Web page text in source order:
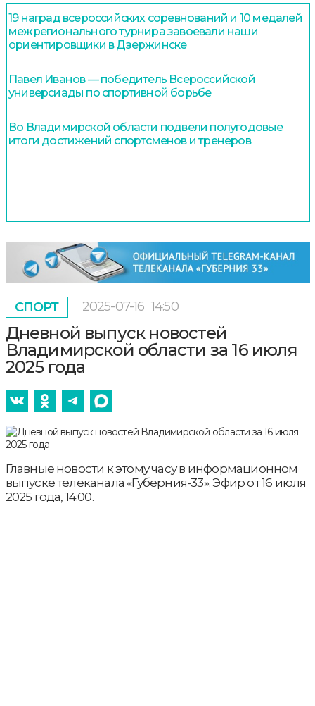
19 наград всероссийских соревнований и 10 медалей
межрегионального турнира завоевали наши
ориентировщики в Дзержинске
Павел Иванов — победитель Всероссийской
универсиады по спортивной борьбе
Во Владимирской области подвели полугодовые
итоги достижений спортсменов и тренеров
СПОРТ 2025-07-16 14:50
Дневной выпуск новостей
Владимирской области за 16 июля
2025 года
Главные новости к этому часу в информационном
выпуске телеканала «Губерния-33». Эфир от 16 июля
2025 года, 14:00.